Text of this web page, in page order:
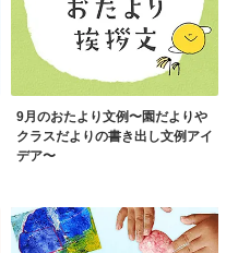
9月のおたより文例〜園だよりや
クラスだよりの書き出し文例アイ
デア〜